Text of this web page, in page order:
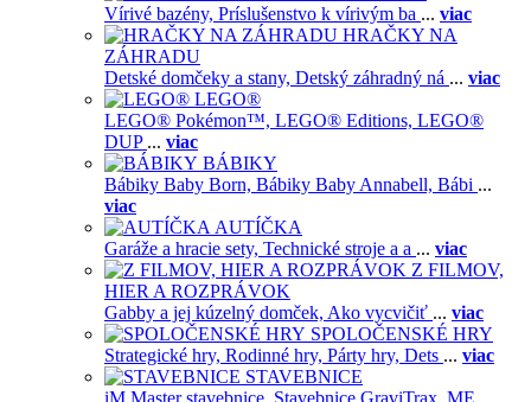
Vírivé bazény, Príslušenstvo k vírivým ba ... viac
HRAČKY NA
ZÁHRADU
Detské domčeky a stany, Detský záhradný ná ... viac
LEGO®
LEGO® Pokémon™, LEGO® Editions, LEGO®
DUP ... viac
BÁBIKY
Bábiky Baby Born, Bábiky Baby Annabell, Bábi ...
viac
AUTÍČKA
Garáže a hracie sety, Technické stroje a a ... viac
Z FILMOV,
HIER A ROZPRÁVOK
Gabby a jej kúzelný domček, Ako vycvičiť ... viac
SPOLOČENSKÉ HRY
Strategické hry, Rodinné hry, Párty hry, Dets ... viac
STAVEBNICE
iM.Master stavebnice, Stavebnice GraviTrax, ME ...